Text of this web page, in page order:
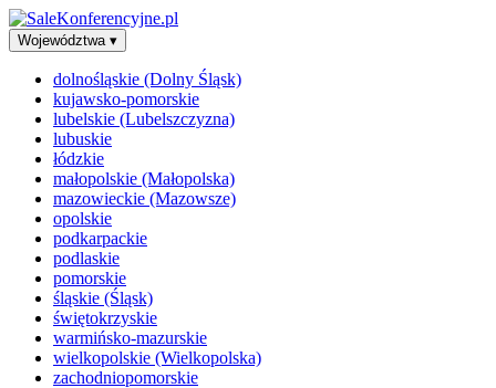
Województwa ▾
dolnośląskie (Dolny Śląsk)
kujawsko-pomorskie
lubelskie (Lubelszczyzna)
lubuskie
łódzkie
małopolskie (Małopolska)
mazowieckie (Mazowsze)
opolskie
podkarpackie
podlaskie
pomorskie
śląskie (Śląsk)
świętokrzyskie
warmińsko-mazurskie
wielkopolskie (Wielkopolska)
zachodniopomorskie